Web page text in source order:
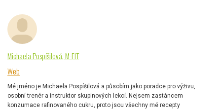
Michaela Pospíšilová, M-FIT
Web
Mé jméno je Michaela Pospíšilová a působím jako poradce pro výživu,
osobní trenér a instruktor skupinových lekcí. Nejsem zastáncem
konzumace rafinovaného cukru, proto jsou všechny mé recepty